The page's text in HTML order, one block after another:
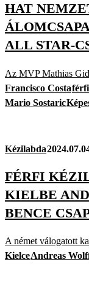
HAT
ALL STAR-
Az MVP Mathias
Francisco Costa
Mario Sostaric
Kézilabda
FÉRFI
KIELBE
BENCE
A német válogatott
KielceAndreas